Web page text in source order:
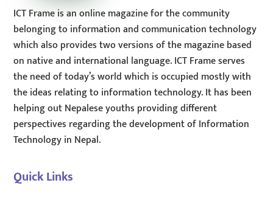
ICT Frame is an online magazine for the community
belonging to information and communication technology
which also provides two versions of the magazine based
on native and international language. ICT Frame serves
the need of today’s world which is occupied mostly with
the ideas relating to information technology. It has been
helping out Nepalese youths providing different
perspectives regarding the development of Information
Technology in Nepal.
Quick Links